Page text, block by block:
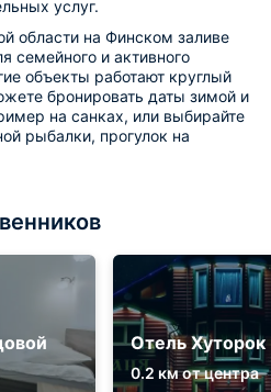
услуг.
области на Финском заливе
семейного и активного
объекты работают круглый
бронировать даты зимой и
на санках, или выбирайте
рыбалки, прогулок на
Отель Хуторок
0.2 км от центра